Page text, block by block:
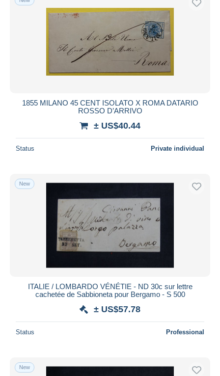
1855 MILANO 45 CENT ISOLATO X ROMA DATARIO
ROSSO D’ARRIVO
± US$40.44
Status Private individual
New
ITALIE / LOMBARDO VÉNÉTIE - ND 30c sur lettre
cachetée de Sabbioneta pour Bergamo - S 500
± US$57.78
Status Professional
New